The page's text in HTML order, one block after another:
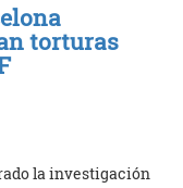
torturas
la investigación